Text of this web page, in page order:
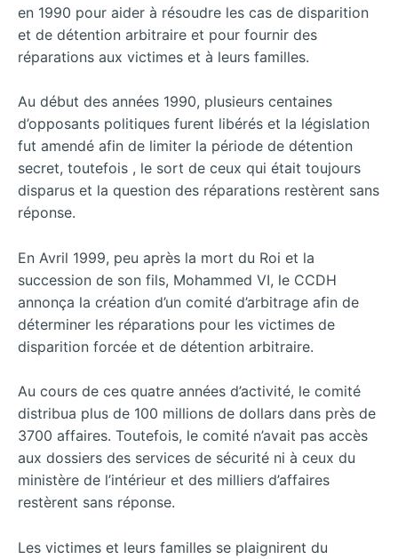
en 1990 pour aider à résoudre les cas de disparition
et de détention arbitraire et pour fournir des
réparations aux victimes et à leurs familles.
Au début des années 1990, plusieurs centaines
d’opposants politiques furent libérés et la législation
fut amendé afin de limiter la période de détention
secret, toutefois , le sort de ceux qui était toujours
disparus et la question des réparations restèrent sans
réponse.
En Avril 1999, peu après la mort du Roi et la
succession de son fils, Mohammed VI, le CCDH
annonça la création d’un comité d’arbitrage afin de
déterminer les réparations pour les victimes de
disparition forcée et de détention arbitraire.
Au cours de ces quatre années d’activité, le comité
distribua plus de 100 millions de dollars dans près de
3700 affaires. Toutefois, le comité n’avait pas accès
aux dossiers des services de sécurité ni à ceux du
ministère de l’intérieur et des milliers d’affaires
restèrent sans réponse.
Les victimes et leurs familles se plaignirent du